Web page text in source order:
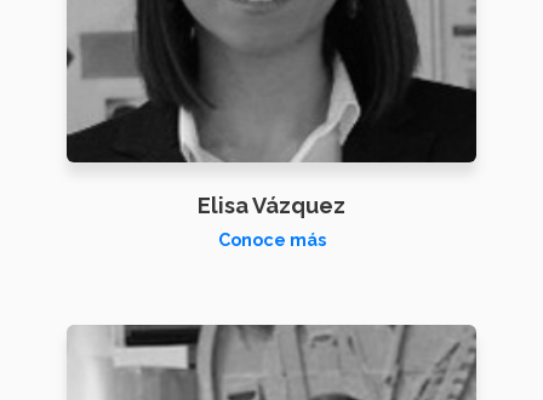
Elisa Vázquez
Conoce más